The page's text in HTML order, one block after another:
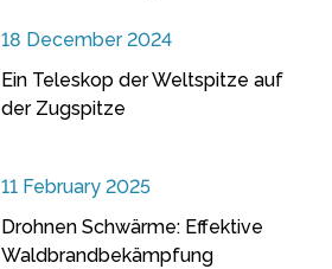
18 December 2024
Ein Teleskop der Weltspitze auf
der Zugspitze
11 February 2025
Drohnen Schwärme: Effektive
Waldbrandbekämpfung